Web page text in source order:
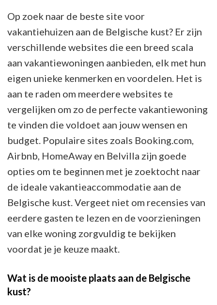
Op zoek naar de beste site voor
vakantiehuizen aan de Belgische kust? Er zijn
verschillende websites die een breed scala
aan vakantiewoningen aanbieden, elk met hun
eigen unieke kenmerken en voordelen. Het is
aan te raden om meerdere websites te
vergelijken om zo de perfecte vakantiewoning
te vinden die voldoet aan jouw wensen en
budget. Populaire sites zoals Booking.com,
Airbnb, HomeAway en Belvilla zijn goede
opties om te beginnen met je zoektocht naar
de ideale vakantieaccommodatie aan de
Belgische kust. Vergeet niet om recensies van
eerdere gasten te lezen en de voorzieningen
van elke woning zorgvuldig te bekijken
voordat je je keuze maakt.
Wat is de mooiste plaats aan de Belgische
kust?